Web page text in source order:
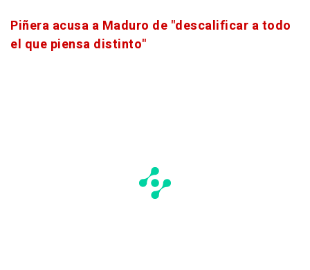
Piñera acusa a Maduro de "descalificar a todo
el que piensa distinto"